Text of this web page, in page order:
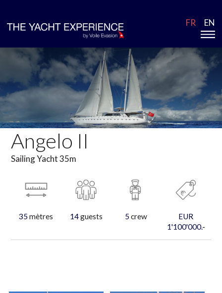
FR EN
Angelo II
Sailing Yacht 35m
35 mètres 14guests 5 crew
EUR
1'100'000.-